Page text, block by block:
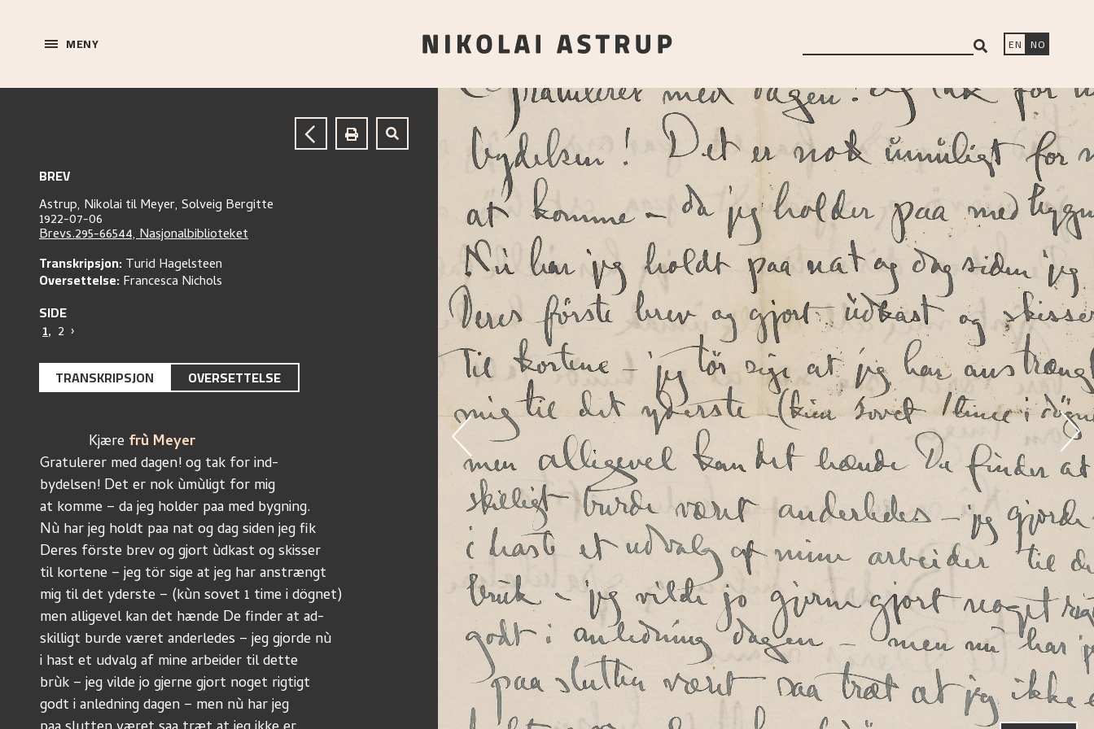
MENY EN NO
BREV
Astrup, Nikolai tilMeyer, Solveig Bergitte
1922-07-06
Brevs.295-66544, Nasjonalbiblioteket
Transkripsjon:Turid Hagelsteen
Oversettelse:Francesca Nichols
SIDE
1, 2 ›
TRANSKRIPSJON OVERSETTELSE
	    Kjære
frù Meyer
Gratulerer med dagen! og tak for ind-
bydelsen! Det er nok ùmùligt for mig
at komme – da jeg holder paa med bygning.
Nù har jeg holdt paa nat og dag siden jeg fik
Deres förste brev og gjort ùdkast og skisser
til kortene – jeg tör sige at jeg har anstrængt
mig til det yderste – (kùn sovet 1 time i dögnet)
men alligevel kan det hænde De finder at ad-
skilligt burde været anderledes – jeg gjorde nù
i hast et udvalg af mine arbeider til dette
brùk – jeg vilde jo gjerne gjort noget rigtigt
godt i anledning dagen – men nù har jeg